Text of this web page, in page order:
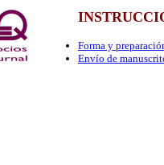
Forma y
Envío de